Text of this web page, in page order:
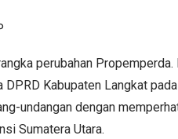
perubahan
Kabupaten Langkat
undangan dengan
Sumatera Utara.